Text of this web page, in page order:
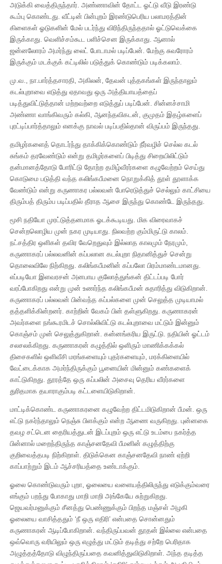
அடுக்கி வைத்திருந்தார். அண்ணாவின் தோட்ட ஓட்டு வீடு இரண்டு
கூம்பு கொண்டது. வீட்டின் பின்புறம் இரண்டுபெரிய பலாமரத்தின்
கிளைகள் ஓடுகளின் மேல் படர்ந்து விரிந்திருந்ததால் ஓட்டுவெக்கை
இருக்காது. வெளிச்சம்கூட பளிச்சென இருக்காது. ஆனால்
ஜன்னலோரம் அமர்ந்து லைட் போடாமல் படிப்பேன். மேற்கு சுவரோரம்
இருக்கும் மடக்குக் கட்டிலில் படுத்துக் கொண்டும் படிக்கலாம்.
மு.வ., நா.பார்த்தசாரதி, அகிலன், தேவன் புத்தகங்கள் இருந்தாலும்
கடல்புறாவை எடுத்து ஏதாவது ஒரு அத்தியாயத்தைப்
படித்துவிட்டுத்தான் மற்றவற்றை எடுத்துப் படிப்பேன். சின்னச்சாமி
அண்ணா வாங்கிவரும் கல்கி, ஆனந்தவிகடன், குமுதம் இதழ்களைப்
புரட்டிப்பார்த்தாலும் எனக்கு நாவல் படிப்பதில்தான் விருப்பம் இருந்தது.
தமிழர்களைத் தொடர்ந்து தாக்கிக்கொண்டும் நீர்வழிச் செல்ல கடல்
சுங்கம் தரவேண்டும் என்று தமிழர்களைப் பிடித்து சிறையிலிட்டும்
தன்மானத்தோடு போரிட்டு தோற்ற தமிழ்வீரர்களை கழுவேற்றம் செய்து
கொடுமை படுத்தி வந்த கலிங்கபீமனை நொறுக்கித் தூள் தூளாக்க
வேண்டும் என்று கருணாகர பல்லவன் போரெடுத்துச் செல்லும் காட்சியை
திரும்பத் திரும்ப படிப்பதில் தீராத ஆசை இருந்து கொண்டே இருந்தது.
மூசி நதியோ முரட்டுத்தனமாக ஓடக்கூடியது. மிக விரைவாகச்
சென்றலொழிய முன் நகர முடியாது. நிலவற்ற கும்மிருட்டு காலம்.
நட்சத்திர ஒளிகள் தவிர வேறெதுவும் இல்லாத காலமும் நேரமும்,
கருணாகரப் பல்லவனின் கப்பலான கடல்புறா நிதானித்துச் சென்று
தொலைவிலே நிற்கிறது. கலிங்கபீமனின் கப்பலோ பிரம்மாண்டமானது.
எப்படியோ இளவரசன் அனபாய குலோத்துங்கன் திட்டப்படி போர்
வரப்போகிறது என்று முன் உணர்ந்த கலிங்கபீமன் சுதாரித்து விடுகிறான்.
கருணாகரப் பல்லவன் பின்வந்த கப்பல்களை முன் செலுத்த முடியாமல்
தத்தளிக்கின்றனர். காற்றின் வேகம் பின் தள்ளுகிறது. கருணாகரன்
அவர்களை நங்கூரமிடச் சொல்லிவிட்டு கடல்புறாவை மட்டும் இன்னும்
கொஞ்சம் முன் செலுத்துகிறான். கன்னங்கரிய இருட்டு. நதியின் ஓட்டம்
சலசலக்கிறது. கருணாகரன் கழுத்தில் ஒளிரும் மாணிக்கக்கல்
திசைகளில் ஒளிவீசி மரங்களையும் புதர்களையும், மரக்கிளையில்
வேட்டைக்காக அமர்ந்திருக்கும் பூனையின் மின்னும் கண்களைக்
காட்டுகிறது. தூரத்தே ஒரு கப்பலின் அசைவு தெரிய வீரர்களை
துரிதமாக தயாராகும்படி கட்டளையிடுகிறான்.
மாட்டிக்கொண்ட கருணாகரனை கழுவேற்ற திட்டமிடுகிறான் பீமன். ஒரு
எட்டு நகர்ந்தாலும் நெஞ்சு பிளக்கும் என்ற ஆணை வருகிறது. புன்னகை
தவழ சட்டென தைரியத்துடன் இடப்புறம் ஒரு எட்டு உடம்பை நகர்த்த
பின்னால் மறைந்திருந்த காஞ்சனதேவி பீமனின் கழுத்திற்கு
குறிவைத்தபடி நிற்கிறாள். திடுக்கென காஞ்சனதேவி நாண் ஏற்றி
காப்பாற்றும் இடம் ஆச்சரியத்தை உண்டாக்கும்.
ஓலை கொண்டுவரும் புறா, ஓலையை வளையத்திலிருந்து எடுக்கும்வரை
எங்கும் பறந்து போகாது மாறி மாறி அங்கேயே சுற்றுகிறது.
ஜெயவர்மனுக்கும் சீனத்து பெண்ணுக்கும் பிறந்த மஞ்சள் அழகி
ஓலையை வாசித்ததும் ‘நீ ஒரு எதிரி’ என்பதை சொன்னதும்
கருணாகரன் ஆடிப்போகிறான். வந்திருப்பவன் தூதன் இல்லை என்பதை
ஒவ்வொரு வரியிலும் ஒரு எழுத்து மட்டும் தடித்து சற்றே பெரிதாக
அழுத்தத்தோடு விழுந்திருப்பதை கவனித்துவிடுகிறாள். அந்த தடித்த